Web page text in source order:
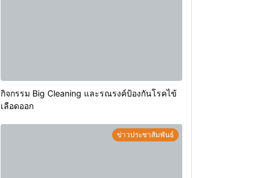
กิจกรรม Big Cleaning และรณรงค์ป้องกันโรคไข้
เลือดออก
ข่าวประชาสัมพันธ์